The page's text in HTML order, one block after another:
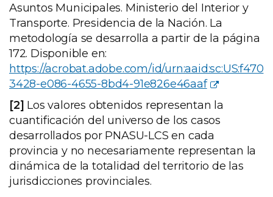
Asuntos Municipales. Ministerio del Interior y
Transporte. Presidencia de la Nación. La
metodología se desarrolla a partir de la página
172. Disponible en:
https://acrobat.adobe.com/id/urn:aaid:sc:US:f470
3428-e086-4655-8bd4-91e826e46aaf
[2] Los valores obtenidos representan la
cuantificación del universo de los casos
desarrollados por PNASU-LCS en cada
provincia y no necesariamente representan la
dinámica de la totalidad del territorio de las
jurisdicciones provinciales.